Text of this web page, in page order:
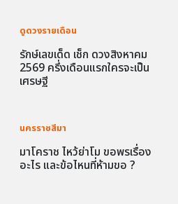
ดูดวงรายเดือน
รักษ์เลขเด็ด เช็ก ดวงสิงหาคม
2569 ครึ่งเดือนแรกใครจะเป็น
เศรษฐี
นครราชสีมา
มาโคราช ไหว้ย่าโม ขอพรเรื่อง
อะไร และข้อไหนที่ห้ามขอ ?